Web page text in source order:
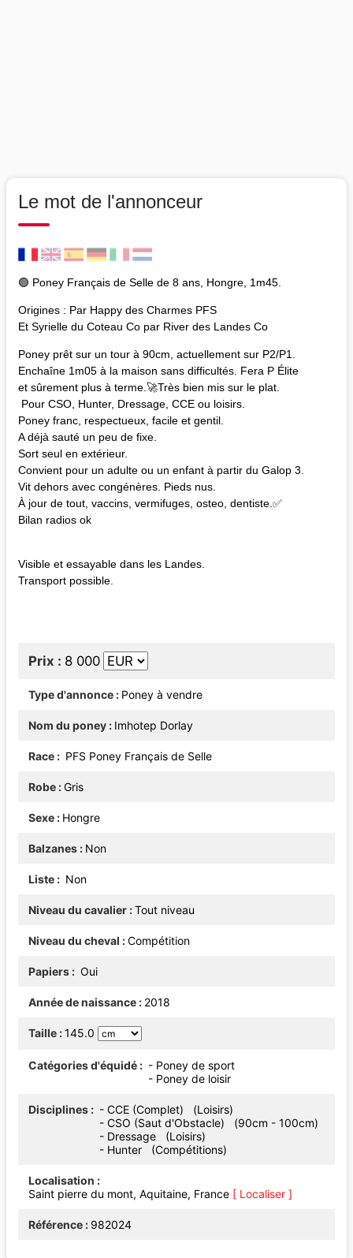
Le mot de l'annonceur
🟢 Poney Français de Selle de 8 ans, Hongre, 1m45.
Origines : Par Happy des Charmes PFS
Et Syrielle du Coteau Co par River des Landes Co
Poney prêt sur un tour à 90cm, actuellement sur P2/P1.
Enchaîne 1m05 à la maison sans difficultés. Fera P Élite
et sûrement plus à terme.🚀Très bien mis sur le plat.
Pour CSO, Hunter, Dressage, CCE ou loisirs.
Poney franc, respectueux, facile et gentil.
A déjà sauté un peu de fixe.
Sort seul en extérieur.
Convient pour un adulte ou un enfant à partir du Galop 3.
Vit dehors avec congénères. Pieds nus.
À jour de tout, vaccins, vermifuges, osteo, dentiste.✅️
Bilan radios ok
Visible et essayable dans les Landes.
Transport possible.
Prix 8 000
Type d'annonce Poney à vendre
Nom du poney Imhotep Dorlay
Race PFS Poney Français de Selle
Robe Gris
Sexe Hongre
Balzanes Non
Liste Non
Niveau du cavalier Tout niveau
Niveau du cheval Compétition
Papiers Oui
Année de naissance 2018
Taille 145.0
Catégories d'équidé
- Poney de sport
- Poney de loisir
Disciplines
- CCE (Complet) (Loisirs)
- CSO (Saut d'Obstacle) (90cm - 100cm)
- Dressage (Loisirs)
- Hunter (Compétitions)
Localisation
Saint pierre du mont, Aquitaine, France [ Localiser ]
Référence 982024